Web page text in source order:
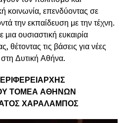
κοινωνία, επενδύοντας σε
την εκπαίδευση με την τέχνη.
ουσιαστική ευκαιρία
θέτοντας τις βάσεις για νέες
Δυτική Αθήνα.
ΤΟΜΕΑ ΑΘΗΝΩΝ
ΧΑΡΑΛΑΜΠΟΣ